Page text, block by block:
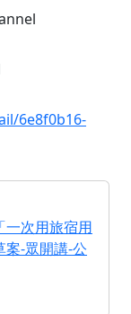
6e8f0b16-
一次用旅宿用
案-眾開講-公